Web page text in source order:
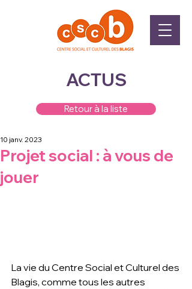
ACTUS
Retour à la liste
Projet social : à vous de
jouer
10 janv. 2023
La vie du Centre Social et Culturel des
Blagis, comme tous les autres